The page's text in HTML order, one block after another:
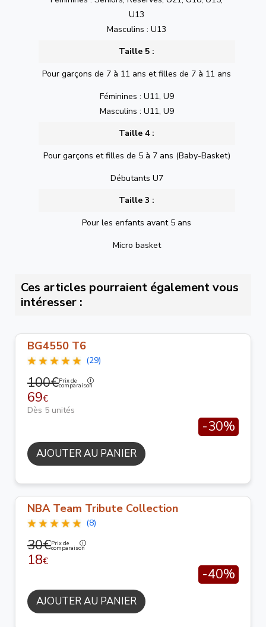
U13
Masculins : U13
Taille 5 :
Pour garçons de 7 à 11 ans et filles de 7 à 11 ans
Féminines : U11, U9
Masculins : U11, U9
Taille 4 :
Pour garçons et filles de 5 à 7 ans (Baby-Basket)
Débutants U7
Taille 3 :
Pour les enfants avant 5 ans
Micro basket
Ces articles pourraient également vous
intéresser :
BG4550 T6
(29)
100€Prix de
comparaison
69€
Dès 5 unités
-30%
AJOUTER AU PANIER
NBA Team Tribute Collection
(8)
30€Prix de
comparaison
18€
-40%
AJOUTER AU PANIER